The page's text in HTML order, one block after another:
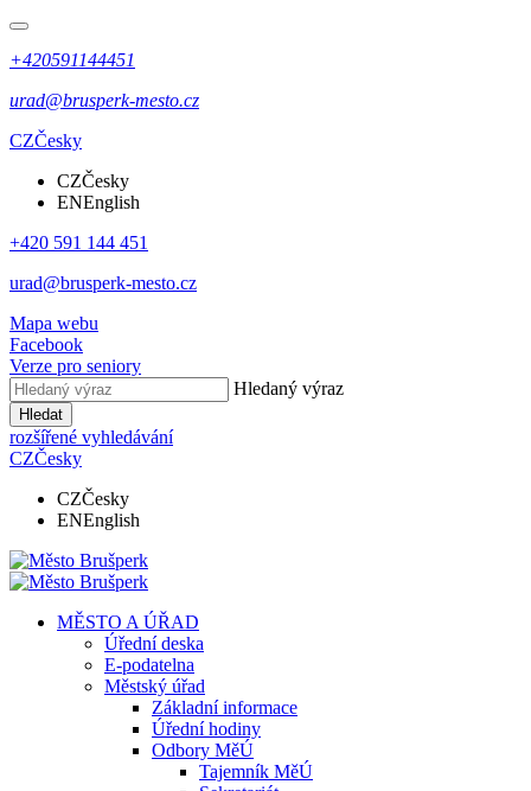
+420591144451
urad@brusperk-mesto.cz
CZČesky
CZČesky
ENEnglish
+420 591 144 451
urad@brusperk-mesto.cz
Mapa webu
Facebook
Verze pro seniory
Hledaný výraz
Hledat
rozšířené vyhledávání
CZČesky
CZČesky
ENEnglish
MĚSTO A ÚŘAD
Úřední deska
E-podatelna
Městský úřad
Základní informace
Úřední hodiny
Odbory MěÚ
Tajemník MěÚ